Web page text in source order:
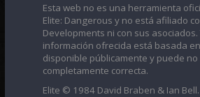
Esta web no es una herramienta
Elite: Dangerous y no está afiliado
Developments ni con sus asociados.
información ofrecida está basada
disponible públicamente y puede no
completamente correcta.
Elite © 1984 David Braben & Ian